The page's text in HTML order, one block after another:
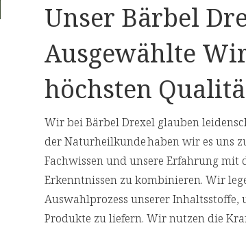
Empfohlene Tagesdosis:1 x 1
Inhalt pro Tagesdosis
1 Kapsel
Omega-3 Fettsäuren
- davon DHA
EPA
Unser Bärbel
Ausgewählte
höchsten
Wir bei Bärbel Drexel glauben
der Naturheilkunde haben wir es uns
Fachwissen und unsere Erfahrung mit
Erkenntnissen zu kombinieren. Wir
Auswahlprozess unserer
Produkte zu liefern. Wir nutzen die